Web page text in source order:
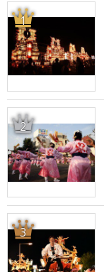
1
2
3